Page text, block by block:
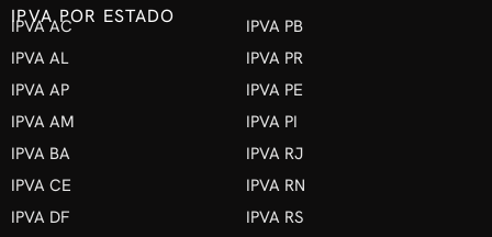
IPVA POR ESTADO
IPVA AC
IPVA AL
IPVA AP
IPVA AM
IPVA BA
IPVA CE
IPVA DF
IPVA PB
IPVA PR
IPVA PE
IPVA PI
IPVA RJ
IPVA RN
IPVA RS